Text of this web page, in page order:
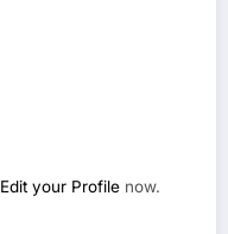
Edit your Profile now.